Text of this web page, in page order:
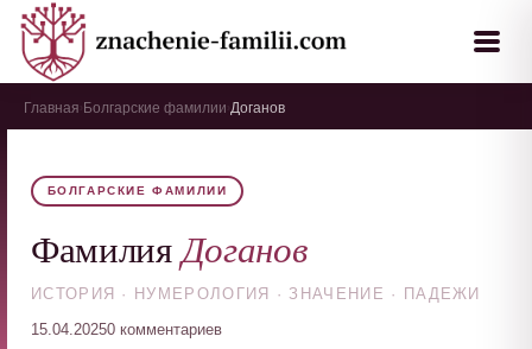
Главная Болгарские фамилии Доганов
БОЛГАРСКИЕ ФАМИЛИИ
ФамилияДоганов
ИСТОРИЯ · НУМЕРОЛОГИЯ · ЗНАЧЕНИЕ · ПАДЕЖИ
15.04.20250 комментариев